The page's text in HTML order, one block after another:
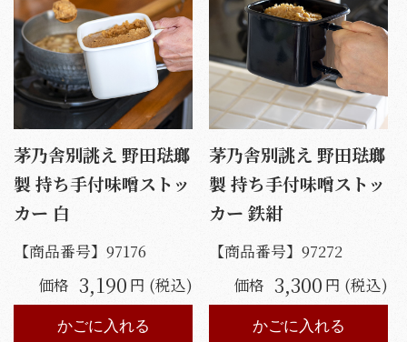
茅乃舎別誂え 野田琺瑯
製 持ち手付味噌ストッ
カー 白
【商品番号】 97176
価格 3,190 円 (税込)
かごに入れる
茅乃舎別誂え 野田琺瑯
製 持ち手付味噌ストッ
カー 鉄紺
【商品番号】97272
価格 3,300 円 (税込)
かごに入れる